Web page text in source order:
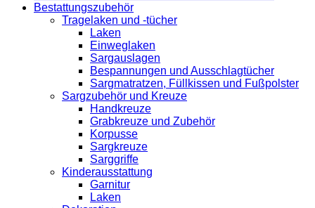
Bestattungszubehör
Tragelaken und -tücher
Laken
Einweglaken
Sargauslagen
Bespannungen und Ausschlagtücher
Sargmatratzen, Füllkissen und Fußpolster
Sargzubehör und Kreuze
Handkreuze
Grabkreuze und Zubehör
Korpusse
Sargkreuze
Sarggriffe
Kinderausstattung
Garnitur
Laken